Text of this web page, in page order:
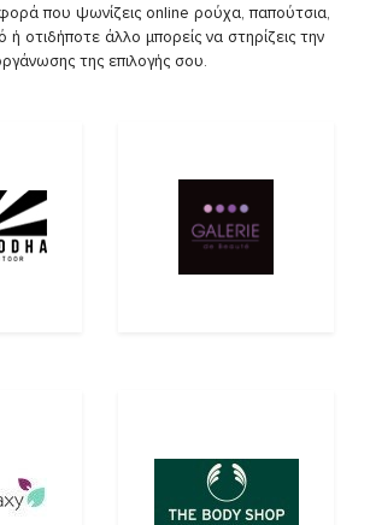
που ψωνίζεις online ρούχα, παπούτσια,
ή οτιδήποτε άλλο μπορείς να στηρίζεις την
της επιλογής σου.